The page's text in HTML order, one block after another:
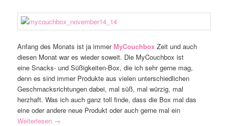
Anfang des Monats ist ja immer MyCouchbox Zeit und auch
diesen Monat war es wieder soweit. Die MyCouchbox ist
eine Snacks- und Süßigkeiten-Box, die ich sehr gerne mag,
denn es sind immer Produkte aus vielen unterschiedlichen
Geschmacksrichtungen dabei, mal süß, mal würzig, mal
herzhaft. Was ich auch ganz toll finde, dass die Box mal das
eine oder andere neue Produkt oder auch gerne mal ein
Weiterlesen →